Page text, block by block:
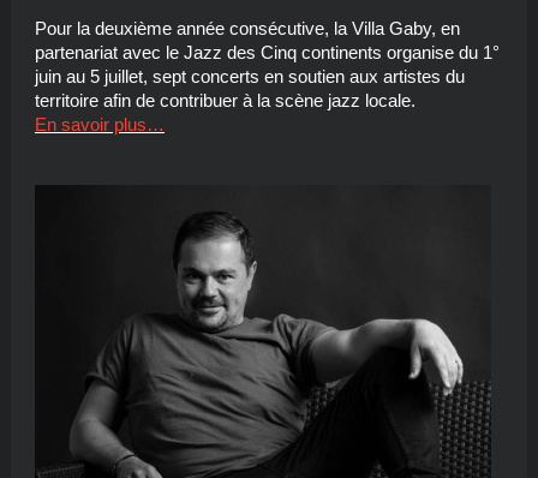
Pour la deuxième année consécutive, la Villa Gaby, en
partenariat avec le Jazz des Cinq continents organise du 1°
juin au 5 juillet, sept concerts en soutien aux artistes du
territoire afin de contribuer à la scène jazz locale.
En savoir plus…